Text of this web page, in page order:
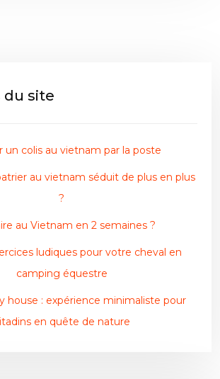
site
un colis au vietnam par la poste
au vietnam séduit de plus en plus
?
au Vietnam en 2 semaines ?
ludiques pour votre cheval en
camping équestre
house : expérience minimaliste pour
en quête de nature